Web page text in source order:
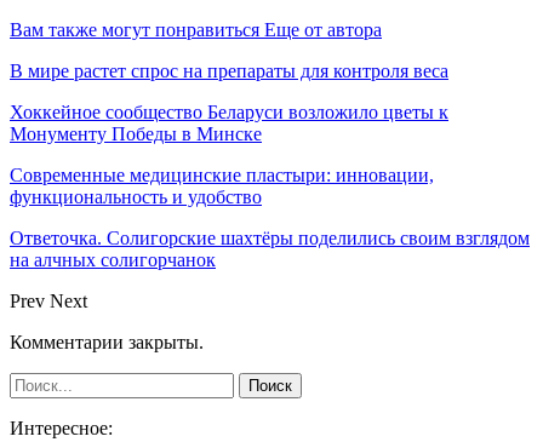
Вам также могут понравиться Еще от автора
В мире растет спрос на препараты для контроля веса
Хоккейное сообщество Беларуси возложило цветы к
Монументу Победы в Минске
Современные медицинские пластыри: инновации,
функциональность и удобство
Ответочка. Солигорские шахтёры поделились своим взглядом
на алчных солигорчанок
Prev Next
Комментарии закрыты.
Интересное: